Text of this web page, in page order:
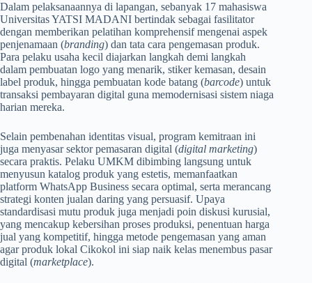
​Dalam pelaksanaannya di lapangan, sebanyak 17 mahasiswa
Universitas YATSI MADANI bertindak sebagai fasilitator
dengan memberikan pelatihan komprehensif mengenai aspek
penjenamaan (branding) dan tata cara pengemasan produk.
Para pelaku usaha kecil diajarkan langkah demi langkah
dalam pembuatan logo yang menarik, stiker kemasan, desain
label produk, hingga pembuatan kode batang (barcode) untuk
transaksi pembayaran digital guna memodernisasi sistem niaga
harian mereka.
​Selain pembenahan identitas visual, program kemitraan ini
juga menyasar sektor pemasaran digital (digital marketing)
secara praktis. Pelaku UMKM dibimbing langsung untuk
menyusun katalog produk yang estetis, memanfaatkan
platform WhatsApp Business secara optimal, serta merancang
strategi konten jualan daring yang persuasif. Upaya
standardisasi mutu produk juga menjadi poin diskusi kurusial,
yang mencakup kebersihan proses produksi, penentuan harga
jual yang kompetitif, hingga metode pengemasan yang aman
agar produk lokal Cikokol ini siap naik kelas menembus pasar
digital (marketplace).